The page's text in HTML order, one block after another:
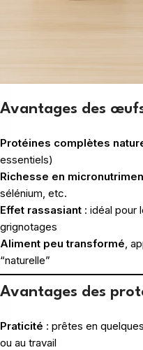
Avantages des
Protéines complètes
essentiels)
Richesse en
sélénium, etc.
Effet rassasiant : idéal pour
grignotages
Aliment peu transformé ,
“naturelle”
Avantages des
Praticité : prêtes en
ou au travail